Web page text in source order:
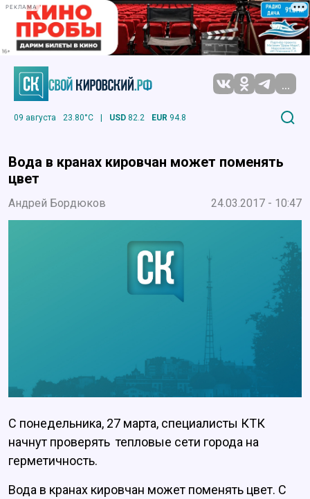
РЕКЛАМА
...
09 августа 23.80°C | USD 82.2 EUR 94.8
Вода в кранах кировчан может поменять
цвет
Андрей Бордюков 24.03.2017 - 10:47
С понедельника, 27 марта, специалисты КТК
начнут проверять тепловые сети города на
герметичность.
Вода в кранах кировчан может поменять цвет. С